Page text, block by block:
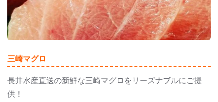
三崎マグロ
長井水産直送の新鮮な三崎マグロをリーズナブルにご提
供！